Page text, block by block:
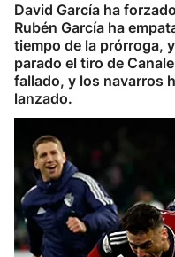
Baloncesto
Ciclismo
Herri-kirolak
Balonmano
Kirolak 360
David García ha
Rubén García ha
tiempo de la prórroga,
parado el tiro de
fallado, y los navarros
lanzado.